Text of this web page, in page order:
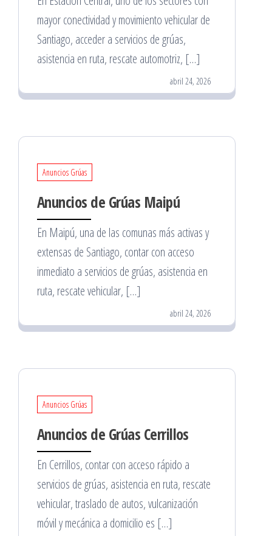
mayor conectividad y movimiento vehicular de
Santiago, acceder a servicios de grúas,
asistencia en ruta, rescate automotriz, […]
abril 24, 2026
Anuncios Grúas
Anuncios de Grúas Maipú
En Maipú, una de las comunas más activas y
extensas de Santiago, contar con acceso
inmediato a servicios de grúas, asistencia en
ruta, rescate vehicular, […]
abril 24, 2026
Anuncios Grúas
Anuncios de Grúas Cerrillos
En Cerrillos, contar con acceso rápido a
servicios de grúas, asistencia en ruta, rescate
vehicular, traslado de autos, vulcanización
móvil y mecánica a domicilio es […]